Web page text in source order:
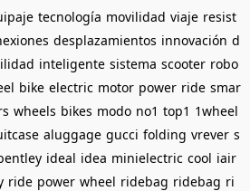
tecnología movilidad viaje resist
desplazamientos innovación d
inteligente sistema scooter robo
bike electric motor power ride smar
wheels bikes modo no1 top1 1wheel
aluggage gucci folding vrever s
ideal idea minielectric cool iair
ride power wheel ridebag ridebag ri